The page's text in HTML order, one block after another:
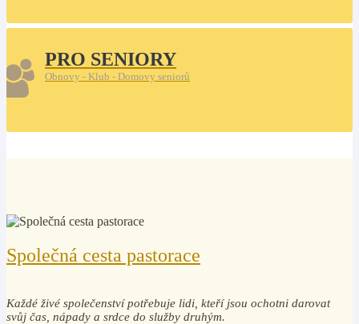
PRO SENIORY
Obnovy - Klub - Domovy seniorů
Společná cesta pastorace
Každé živé společenství potřebuje lidi, kteří jsou ochotni darovat
svůj čas, nápady a srdce do služby druhým.